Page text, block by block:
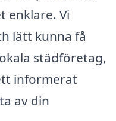
enklare. Vi
lätt kunna få
städföretag,
informerat
av din